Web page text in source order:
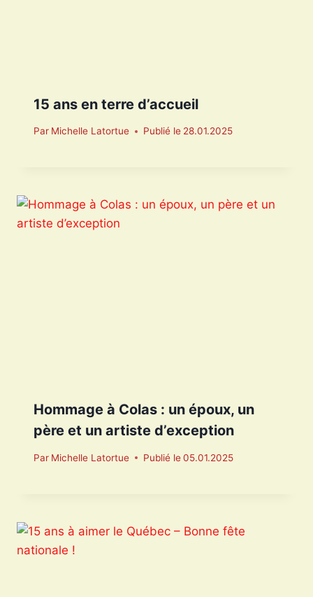
15 ans en terre d’accueil
Par Michelle Latortue Publié le 28.01.2025
Hommage à Colas : un époux, un
père et un artiste d’exception
Par Michelle Latortue Publié le 05.01.2025